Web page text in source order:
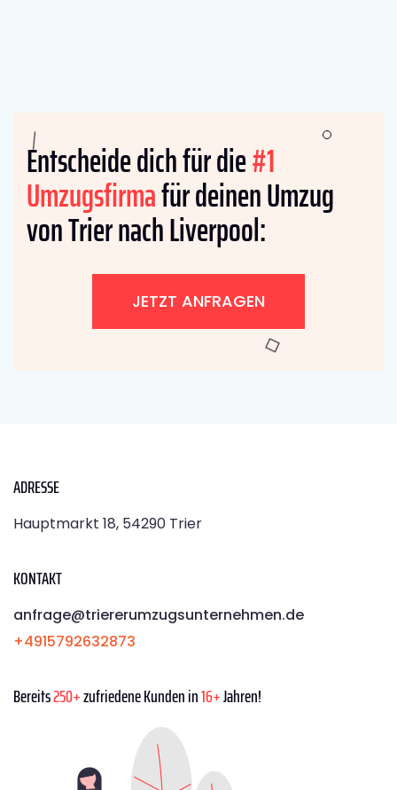
Entscheide dich für die#1
Umzugsfirmafür deinen Umzug
von Trier nach Liverpool:
JETZT ANFRAGEN
ADRESSE
Hauptmarkt 18, 54290 Trier
KONTAKT
anfrage@triererumzugsunternehmen.de
+4915792632873
Bereits250+zufriedene Kunden in16+Jahren!